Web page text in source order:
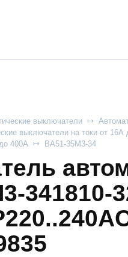
выключатели
выключатели на токи от 16А
400А
ВА51-35М3-34
341810-